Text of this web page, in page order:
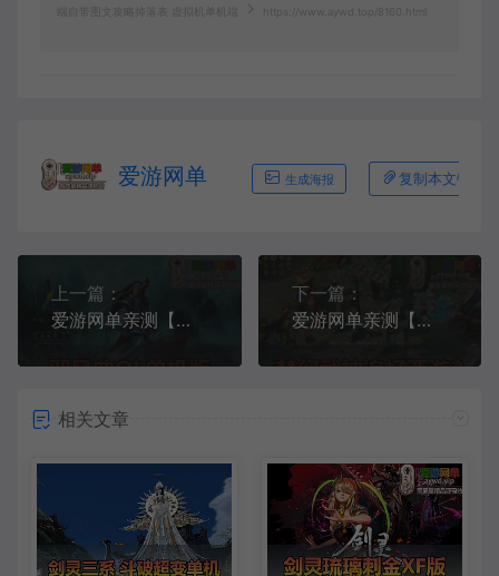
端自带图文攻略掉落表 虚拟机单机端 https://www.aywd.top/8160.html
爱游网单 生成海报 复制本文链接
上一篇：
爱游网单亲测【邪风曲OL】单机版武侠网游 GM工具无限点券 数据库角色属性修改 虚拟机一键端视频安装教学
下一篇：
爱游网单亲测【梦幻西游单机版】武神追忆西游2 超多假人 一键多开助战 带CDK生成充值 一键启动 视频安装教学
相关文章